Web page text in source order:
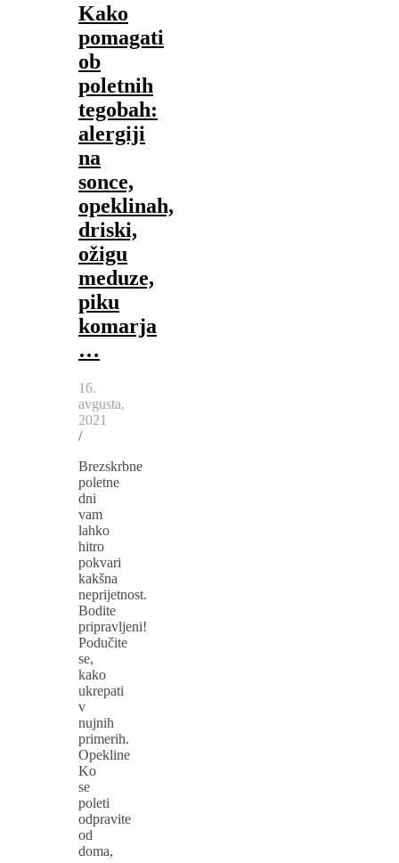
Kako
pomagati
ob
poletnih
tegobah:
alergiji
na
sonce,
opeklinah,
driski,
ožigu
meduze,
piku
komarja
…
16.
avgusta,
2021
/
Brezskrbne
poletne
dni
vam
lahko
hitro
pokvari
kakšna
neprijetnost.
Bodite
pripravljeni!
Podučite
se,
kako
ukrepati
v
nujnih
primerih.
Opekline
Ko
se
poleti
odpravite
od
doma,